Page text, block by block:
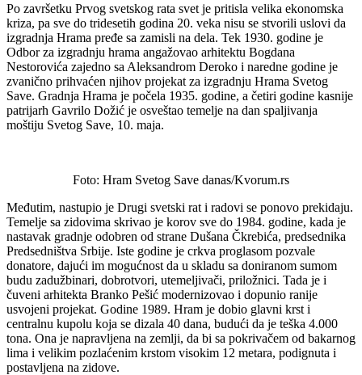
Po završetku Prvog svetskog rata svet je pritisla velika ekonomska
kriza, pa sve do tridesetih godina 20. veka nisu se stvorili uslovi da
izgradnja Hrama pređe sa zamisli na dela. Tek 1930. godine je
Odbor za izgradnju hrama angažovao arhitektu Bogdana
Nestorovića zajedno sa Aleksandrom Deroko i naredne godine je
zvanično prihvaćen njihov projekat za izgradnju Hrama Svetog
Save. Gradnja Hrama je počela 1935. godine, a četiri godine kasnije
patrijarh Gavrilo Dožić je osveštao temelje na dan spaljivanja
moštiju Svetog Save, 10. maja.
Foto: Hram Svetog Save danas/Kvorum.rs
Međutim, nastupio je Drugi svetski rat i radovi se ponovo prekidaju.
Temelje sa zidovima skrivao je korov sve do 1984. godine, kada je
nastavak gradnje odobren od strane Dušana Čkrebića, predsednika
Predsedništva Srbije. Iste godine je crkva proglasom pozvale
donatore, dajući im mogućnost da u skladu sa doniranom sumom
budu zadužbinari, dobrotvori, utemeljivači, priložnici. Tada je i
čuveni arhitekta Branko Pešić modernizovao i dopunio ranije
usvojeni projekat. Godine 1989. Hram je dobio glavni krst i
centralnu kupolu koja se dizala 40 dana, budući da je teška 4.000
tona. Ona je napravljena na zemlji, da bi sa pokrivačem od bakarnog
lima i velikim pozlaćenim krstom visokim 12 metara, podignuta i
postavljena na zidove.